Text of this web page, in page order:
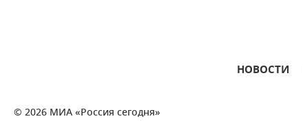
НОВОСТИ
© 2026 МИА «Россия сегодня»